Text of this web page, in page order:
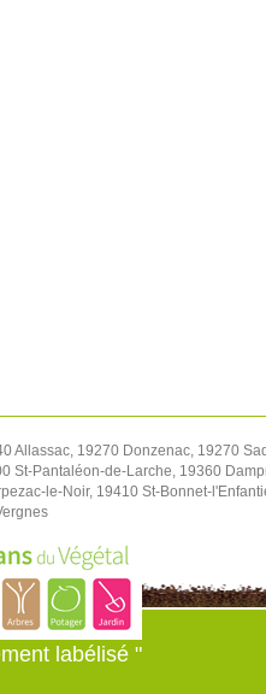
Allassac, 19270 Donzenac, 19270
Pantaléon-de-Larche, 19360
le-Noir, 19410 St-Bonnet-
labélisé "